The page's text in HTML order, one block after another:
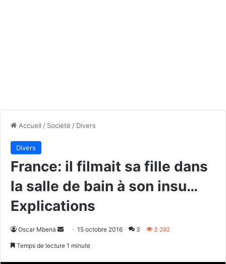
Accueil / Société / Divers
Divers
France: il filmait sa fille dans
la salle de bain à son insu…
Explications
Oscar Mbena
Envoyer15 octobre 2016 3 3 292
Temps de lecture 1 minute